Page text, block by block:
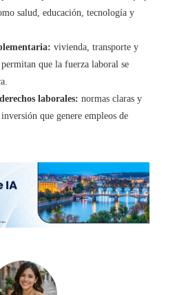
salud, educación, tecnología y
vivienda, transporte y
que la fuerza laboral se
laborales: normas claras y
que genere empleos de